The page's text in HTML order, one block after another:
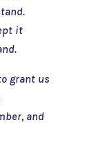
it
grant us
and